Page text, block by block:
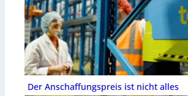
Der Anschaffungspreis ist nicht alles